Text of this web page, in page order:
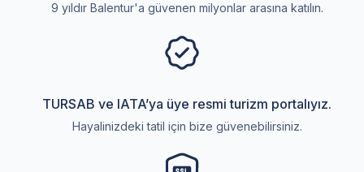
9 yıldır Balentur'a güvenen milyonlar arasına katılın.
TURSAB ve IATA’ya üye resmi turizm portalıyız.
Hayalinizdeki tatil için bize güvenebilirsiniz.